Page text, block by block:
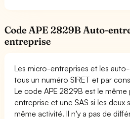
Code APE 2829B Auto-
entreprise
Les micro-entreprises et les
tous un numéro SIRET et par
Le code APE 2829B est le
entreprise et une SAS si les deux
même activité. Il n'y a pas de